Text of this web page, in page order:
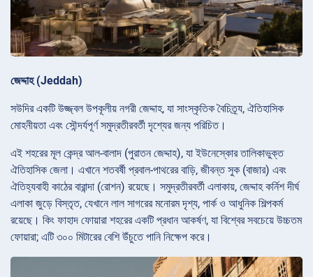
জেদ্দাহ (Jeddah)
সউদির একটি উজ্জ্বল উপকূলীয় নগরী জেদ্দাহ, যা সাংস্কৃতিক বৈচিত্র্য, ঐতিহাসিক
মোহনীয়তা এবং সৌন্দর্যপূর্ণ সমুদ্রতীরবর্তী দৃশ্যের জন্য পরিচিত।
এই শহরের মূল কেন্দ্র আল-বালাদ (পুরাতন জেদ্দাহ), যা ইউনেস্কোর তালিকাভুক্ত
ঐতিহাসিক জেলা। এখানে শতবর্ষী প্রবাল-পাথরের বাড়ি, জীবন্ত সুক (বাজার) এবং
ঐতিহ্যবাহী কাঠের বারান্দা (রোশন) রয়েছে। সমুদ্রতীরবর্তী এলাকায়, জেদ্দাহ কর্নিশ দীর্ঘ
এলাকা জুড়ে বিস্তৃত, যেখানে লাল সাগরের মনোরম দৃশ্য, পার্ক ও আধুনিক শিল্পকর্ম
রয়েছে। কিং ফাহাদ ফোয়ারা শহরের একটি প্রধান আকর্ষণ, যা বিশ্বের সবচেয়ে উচ্চতম
ফোয়ারা; এটি ৩০০ মিটারের বেশি উঁচুতে পানি নিক্ষেপ করে।